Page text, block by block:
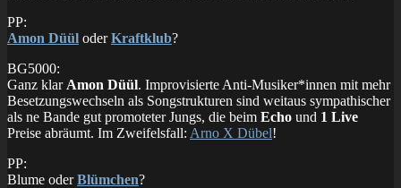
PP:
Amon Düül oderKraftklub?
BG5000:
Ganz klar Amon Düül. Improvisierte Anti-Musiker*innen mit mehr
Besetzungswechseln als Songstrukturen sind weitaus sympathischer
als ne Bande gut promoteter Jungs, die beim Echo und 1 Live
Preise abräumt. Im Zweifelsfall: Arno X Dübel!
PP:
Blume oderBlümchen?